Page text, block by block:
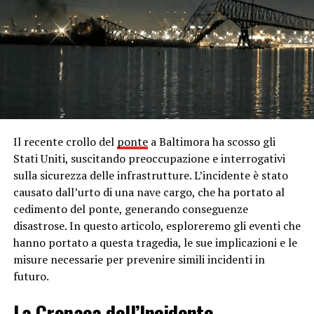
profilo tra Napoli eInter
, due delle squadre più
importanti della Serie A italiana. Durante la partita, si è
verificato un alterco tra Juan Jesus e Francesco Acerbi,
che ha attirato l’attenzione degli spettatori e dei media.
In seguito alla partita, sono emerse voci secondo cui
Acerbi avrebbe rivolto insulti razzisti a Juan Jesus
durante l’incontro. Queste accuse hanno
immediatamente scatenato una forte reazione da parte
dell’opinione pubblica e dei dirigenti sportivi, che hanno
chiesto un’indagine approfondita sull’incidente.
Le autorità competenti hanno avviato un’indagine
immediata per fare chiarezza sulla situazione. Sono stati
interpellati arbitri, giocatori e testimoni oculari
presenti durante la partita al fine di raccogliere prove e
testimonianze utili per stabilire la verità. Tuttavia,
elemento che confermasse le accuse di comportamento
Il recente crollo del pontea Baltimora ha scosso gli
Stati Uniti, suscitando preoccupazione e interrogativi
sulla sicurezza delle infrastrutture. L’incidente è stato
causato dall’urto di una nave cargo, che ha portato al
cedimento del ponte, generando conseguenze
disastrose. In questo articolo, esploreremo gli eventi che
hanno portato a questa tragedia, le sue implicazioni e le
misure necessarie per prevenire simili incidenti in
futuro.